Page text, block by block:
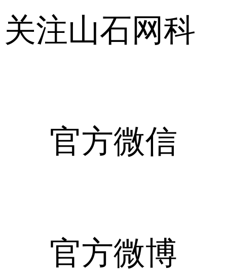
关注山石网科
官方微信
官方微博